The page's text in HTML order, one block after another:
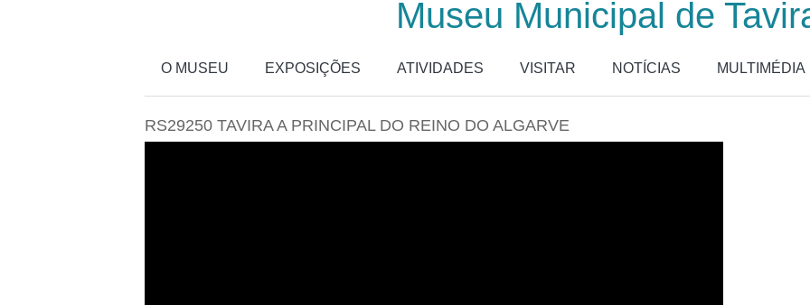
Museu Municipal de
O MUSEU EXPOSIÇÕES ATIVIDADES VISITAR NOTÍCIAS MULTIMÉDIA
RS29250 TAVIRA A PRINCIPAL DO REINO DO ALGARVE